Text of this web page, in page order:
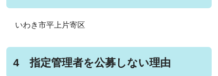
いわき市平上片寄区
4 指定管理者を公募しない理由